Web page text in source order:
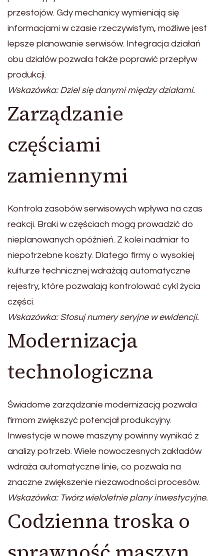
przestojów. Gdy mechanicy wymieniają się
informacjami w czasie rzeczywistym, możliwe jest
lepsze planowanie serwisów. Integracja działań
obu działów pozwala także poprawić przepływ
produkcji.
Wskazówka: Dziel się danymi między działami.
Zarządzanie
częściami
zamiennymi
Kontrola zasobów serwisowych wpływa na czas
reakcji. Braki w częściach mogą prowadzić do
nieplanowanych opóźnień. Z kolei nadmiar to
niepotrzebne koszty. Dlatego firmy o wysokiej
kulturze technicznej wdrażają automatyczne
rejestry, które pozwalają kontrolować cykl życia
części.
Wskazówka: Stosuj numery seryjne w ewidencji.
Modernizacja
technologiczna
Świadome zarządzanie modernizacją pozwala
firmom zwiększyć potencjał produkcyjny.
Inwestycje w nowe maszyny powinny wynikać z
analizy potrzeb. Wiele nowoczesnych zakładów
wdraża automatyczne linie, co pozwala na
znaczne zwiększenie niezawodności procesów.
Wskazówka: Twórz wieloletnie plany inwestycyjne.
Codzienna troska o